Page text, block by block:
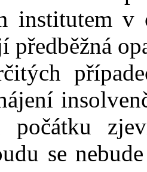
institutem
předběžná
se